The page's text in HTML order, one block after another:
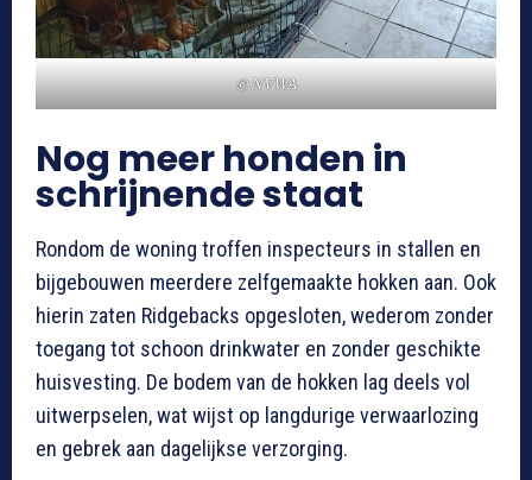
© NVWA
Nog meer honden in
schrijnende staat
Rondom de woning troffen inspecteurs in stallen en
bijgebouwen meerdere zelfgemaakte hokken aan. Ook
hierin zaten Ridgebacks opgesloten, wederom zonder
toegang tot schoon drinkwater en zonder geschikte
huisvesting. De bodem van de hokken lag deels vol
uitwerpselen, wat wijst op langdurige verwaarlozing
en gebrek aan dagelijkse verzorging.